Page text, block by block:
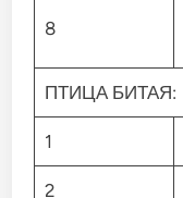
8
ПТИЦА БИТАЯ:
1
2